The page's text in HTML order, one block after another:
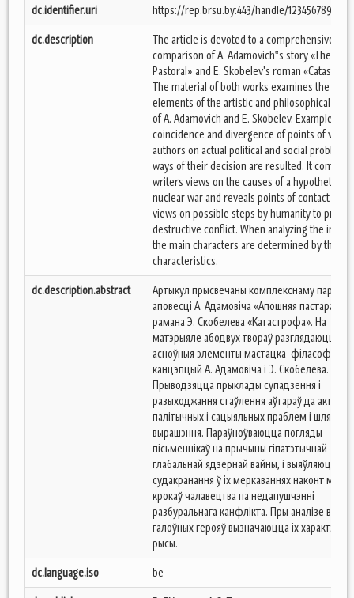
dc.identifier.uri
https://rep.brsu.by:443/handle/123456789/7017
dc.description
The article is devoted to a comprehensive
comparison of A. Adamovich‟s story «The Last
Pastoral» and E. Skobelev's roman
The material of both works examines the main
elements of the artistic and philosophical
of A. Adamovich and E. Skobelev. Examples of
coincidence and divergence of points of view
authors on actual political and social problems
ways of their decision are resulted. It
writers views on the causes of a hypothetical
nuclear war and reveals points of contact in
views on possible steps by humanity to
destructive conflict. When analyzing the
the main characters are determined by their
characteristics.
dc.description.abstract
Артыкул прысвечаны комплекснаму
аповесці А. Адамовіча «Апошняя пастараль» і
рамана Э. Скобелева «Катастрофа». На
матэрыяле абодвух твораў разглядаюцца
асноўныя элементы мастацка-філасофскіх
канцэпцый А. Адамовіча і Э. Скобелева.
Прыводзяцца прыклады супадзення і
разыходжання стаўлення аўтараў да
палітычных і сацыяльных праблем і шляхоў
вырашэння. Параўноўваюцца погляды
пісьменнікаў на прычыны гіпатэтычнай
глабальнай ядзернай вайны, і выяўляюцца
судакранання ў іх меркаваннях наконт
крокаў чалавецтва па недапушчэнні
разбуральнага канфлікта. Пры аналізе
галоўных герояў вызначаюцца іх
рысы.
dc.language.iso
be